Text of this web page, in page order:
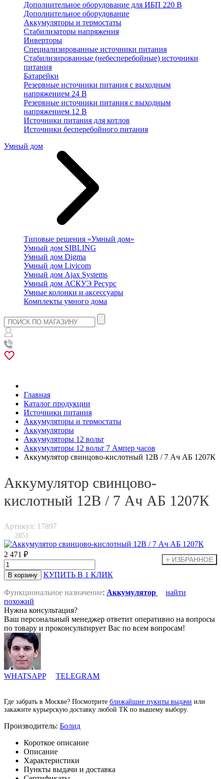
Дополнительное оборудование для ИБП 220 В
Дополнительное оборудование
Аккумуляторы и термостаты
Стабилизаторы напряжения
Инверторы
Специализированные источники питания
Стабилизированные (небесперебойные) источники
питания
Батарейки
Резервные источники питания с выходным
напряжением 24 В
Резервные источники питания с выходным
напряжением 12 В
Источники питания для котлов
Источники бесперебойного питания
Умный дом
Типовые решения «Умный дом»
Умный дом SIBLING
Умный дом Digma
Умный дом Livicom
Умный дом Ajax Systems
Умный дом АСКУЭ Ресурс
Умные колонки и аксессуары
Комплекты умного дома
Главная
Каталог продукции
Источники питания
Аккумуляторы и термостаты
Аккумуляторы
Аккумуляторы 12 вольт
Аккумуляторы 12 вольт 7 Ампер часов
Аккумулятор свинцово-кислотный 12В / 7 Ач АБ 1207К
Аккумулятор свинцово-
кислотный 12В / 7 Ач АБ 1207К
Артикул: 17897
2851
2 471 ₽
КУПИТЬ В 1 КЛИК
Функциональное назначение: Аккумулятор
найти
похожий
Нужна консультация?
Ваш персональный менеджер ответит оперативно на вопросы
по товару и проконсультирует Вас по всем вопросам!
WHATSAPP TELEGRAM
Где забрать в Москве? Посмотрите ближайшие пукнты выдачи или
закажите курьерскую доставку любой ТК по вышему выбору.
Производитель: Болид
Короткое описание
Описание
Характеристики
Пункты выдачи и доставка